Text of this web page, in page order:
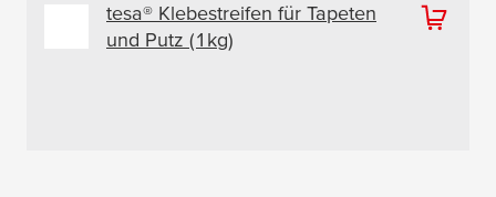
tesa® Klebestreifen für Tapeten
und Putz (1kg)